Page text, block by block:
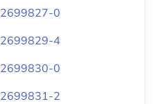
2699827-0
2699829-4
2699830-0
2699831-2